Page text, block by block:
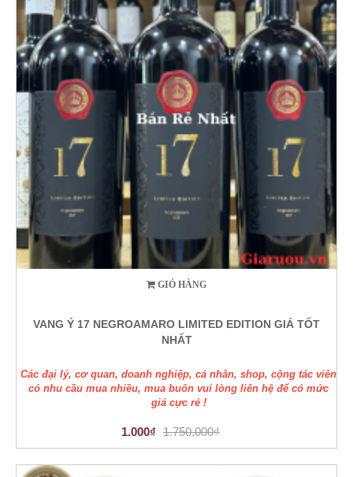
GIỎ HÀNG
VANG Ý 17 NEGROAMARO LIMITED EDITION GIÁ TỐT
NHẤT
Các đại lý, cơ quan, doanh nghiệp, cá nhân, shop, cộng tác viên
có nhu cầu mua nhiều, mua buôn vui lòng liên hệ để có mức
giá cực rẻ !
1.000₫ 1.750.000₫